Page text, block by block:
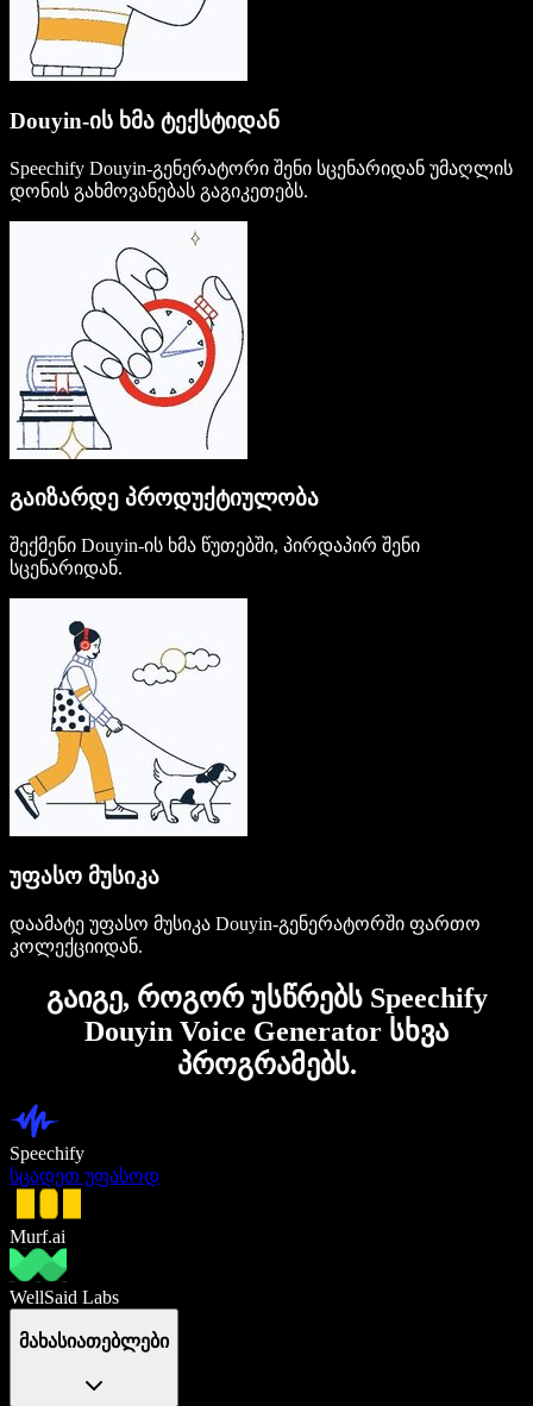
Douyin-ის ხმა ტექსტიდან
Speechify Douyin-გენერატორი შენი სცენარიდან უმაღლის
დონის გახმოვანებას გაგიკეთებს.
გაიზარდე პროდუქტიულობა
შექმენი Douyin-ის ხმა წუთებში, პირდაპირ შენი
სცენარიდან.
უფასო მუსიკა
დაამატე უფასო მუსიკა Douyin-გენერატორში ფართო
კოლექციიდან.
გაიგე, როგორ უსწრებს Speechify
Douyin Voice Generator სხვა
პროგრამებს.
Speechify
სცადეთ უფასოდ
Murf.ai
WellSaid Labs
მახასიათებლები